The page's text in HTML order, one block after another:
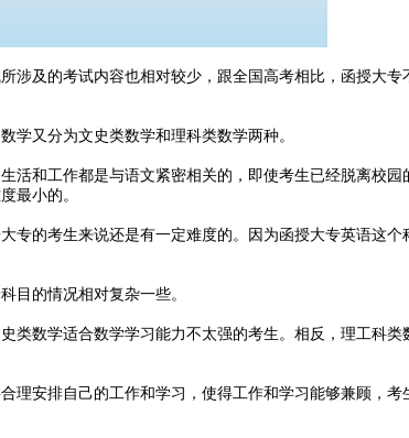
及的考试内容也相对较少，跟全国高考相比，函授大
学又分为文史类数学和理科类数学两种。
和工作都是与语文紧密相关的，即使考生已经脱离校
最小的。
的考生来说还是有一定难度的。因为函授大专英语这
目的情况相对复杂一些。
数学适合数学学习能力不太强的考生。相反，理工科
安排自己的工作和学习，使得工作和学习能够兼顾，